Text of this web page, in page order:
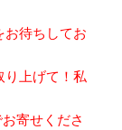
待ちしてお
り上げて！私
寄せくださ